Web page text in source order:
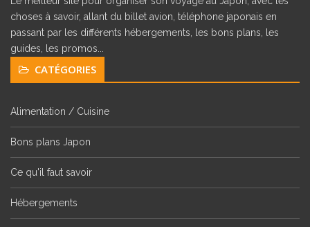
choses à savoir, allant du billet avion, téléphone japonais en
passant par les différents hébergements, les bons plans, les
guides, les promos...
CATÉGORIES
Alimentation / Cuisine
Bons plans Japon
Ce qu'il faut savoir
Hébergements